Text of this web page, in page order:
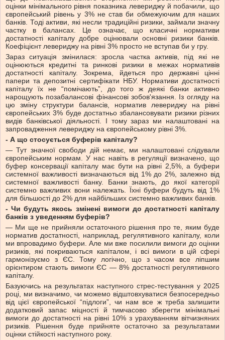
оцінки мінімального рівня показника левериджу й побачили, що
європейський рівень у 3% не став би обмежуючим для наших
банків. Тоді активи, які несли традиційні ризики, займали значну
частку в балансах. Це означає, що класичні нормативи
достатності капіталу добре оцінювали основні ризики банків.
Коефіцієнт левериджу на рівні 3% просто не вступав би у гру.
Зараз ситуація змінилася: зросла частка активів, під які не
оцінюються кредитні та ринкові ризики в межах нормативів
достатності капіталу. Зокрема, йдеться про державні цінні
папери та депозитні сертифікати НБУ. Нормативи достатності
капіталу їх не “помічають”, до того ж деякі банки активно
нарощують позабалансові фінансові зобов'язання. Із огляду на
цю зміну структури балансів, норматив левериджу на рівні
європейських 3% буде достатньо збалансовувати ризики різних
видів банківської діяльності. І тому зараз ми налаштовані на
запровадження левериджу на європейському рівні 3%.
- А що стосується буферів капіталу?
— Тут значної свободи дій немає, ми налаштовані слідували
європейським нормам. У нас навіть в регуляції визначено, що
буфер консервації капіталу має бути на рівні 2,5%, а буфери
системної важливості визначаються від 1% до 2%, залежно від
системної важливості банку. Банки знають, до якої категорії
системно важливих вони належать. Їхні буфери будуть від 1%
для більшості до 2% для найбільших системно важливих банків.
- Чи будуть якось змінені вимоги до достатності капіталу
банків з уведенням буферів?
— Ми ще не прийняли остаточного рішення про те, яким буде
норматив достатності, наприклад, регулятивного капіталу, коли
ми впровадимо буфери. Але ми вже посилили вимоги до оцінки
ризиків, які покриваються капіталом, і всі вимоги в цій сфері
гармонізуємо з ЄС. Тому логічно, що з часом все ліпшим
орієнтиром стають вимоги ЄС — 8% достатності регулятивного
капіталу.
Базуючись на результатах наступного стрес-тестування у 2025
році, ми визначимо, чи можемо відштовхуватися безпосередньо
від цієї європейської “підлоги”, чи нам все ж треба залишити
додатковий запас міцності й тимчасово зберегти мінімальні
вимоги до достатності на рівні 10% з урахуванням вітчизняних
ризиків. Рішення буде прийняте остаточно за результатами
оцінки стійкості наступного року.